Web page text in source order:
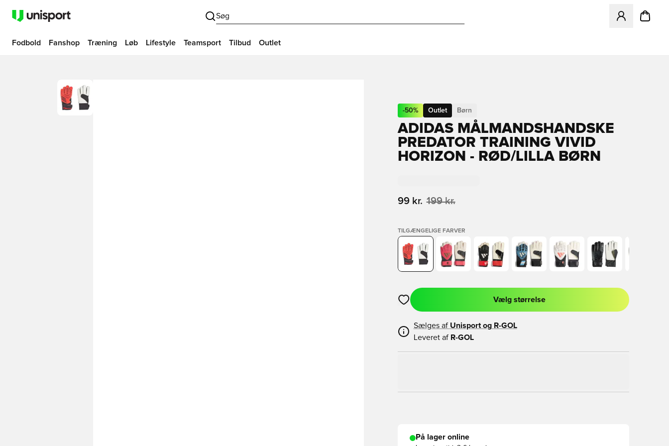
Søg
Åbner en
Fodbold Fanshop Træning Løb Lifestyle Teamsport Tilbud Outlet
-50% Outlet Børn
ADIDAS MÅLMANDSHANDSKE
PREDATOR TRAINING VIVID
HORIZON - RØD/LILLA BØRN
99 kr. 199 kr.
TILGÆNGELIGE FARVER
Åbner en Modal til at logge ind eller tilmelde dig som medlem
Vælg størrelse
Sælges af Unisport og R-GOL
Leveret af R-GOL
På lager online